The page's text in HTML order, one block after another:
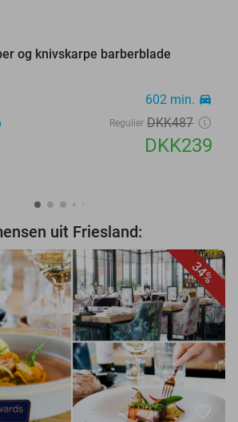
og knivskarpe barberblade
602 min. directions_car
Regulier DKK487
DKK239
uit Friesland:
34%
favorite_border